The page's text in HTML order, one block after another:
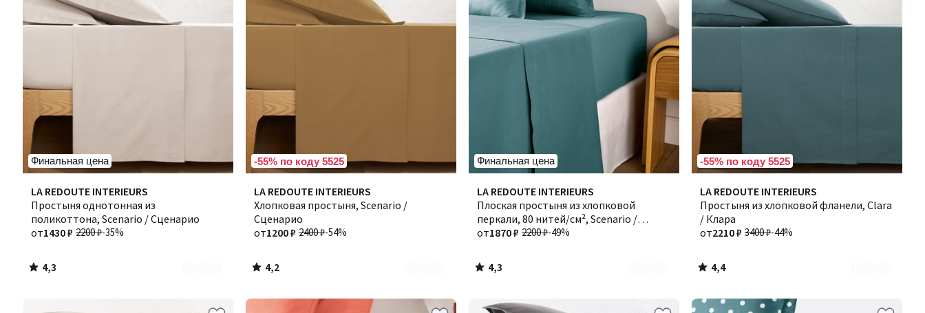
Финальная цена
LA REDOUTE INTERIEURS
Простыня однотонная из
поликоттона, Scenario / Сценарио
2200 ₽-35%
от1430 ₽
4,3
/ 5
Количество
цветов:
4
4,3
/
-55% по коду 5525
LA REDOUTE INTERIEURS
Хлопковая простыня, Scenario /
Сценарио
2400 ₽-54%
от1200 ₽
4,2
/ 5
Количество
цветов:
7
4,2
/
Финальная цена
LA REDOUTE INTERIEURS
Плоская простыня из хлопковой
перкали, 80 нитей/см², Scenario /
Сценарио2200 ₽-49%
от1870 ₽
4,3
/ 5
Количество
цветов:
3
4,3
/
-55% по коду 5525
LA REDOUTE INTERIEURS
Простыня из хлопковой фланели, Clara
/ Клара
3400 ₽-44%
от2210 ₽
4,4
/ 5
Количество
цветов:
2
4,4
/